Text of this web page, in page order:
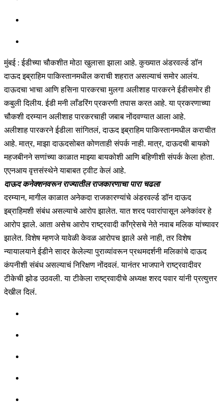
मुंबई : ईडीच्या चौकशीत मोठा खुलासा झाला आहे. कुख्यात अंडरवर्ल्ड डॉन
दाऊद इब्राहिम पाकिस्तानमधील कराची शहरात असल्याचं समोर आलंय.
दाऊदचा भाचा आणि हसिना पारकरचा मुलगा अलीशाह पारकरने ईडीसमोर ही
कबुली दिलीय. ईडी मनी लाँडरिंग प्रकरणी तपास करत आहे. या प्रकरणाच्या
चौकशी दरम्यान अलीशाह पारकरचाही जबाब नोंदवण्यात आला आहे.
अलीशाह पारकरने ईडीला सांगितलं, दाऊद इब्राहिम पाकिस्तानमधील कराचीत
आहे. मात्र, माझा दाऊदसोबत कोणताही संपर्क नाही. मात्र, दाऊदची बायको
महजबीनने सणांच्या काळात माझ्या बायकोशी आणि बहिणीशी संपर्क केला होता.
एएनआय वृत्तसंस्थेने याबाबत ट्वीट केलं आहे.
दाऊद कनेक्शनवरून राज्यातील राजकारणाचा पारा चढला
दरम्यान, मागील काळात अनेकदा राजकारण्यांचे अंडरवर्ल्ड डॉन दाऊद
इब्राहिमशी संबंध असल्याचे आरोप झालेत. यात शरद पवारांपासून अनेकांवर हे
आरोप झाले. आता असेच आरोप राष्ट्रवादी काँग्रेसचे नेते नवाब मलिक यांच्यावर
झालेत. विशेष म्हणजे यावेळी केवळ आरोपच झाले असे नाही, तर विशेष
न्यायालयाने ईडीने सादर केलेल्या पुराव्यांवरून प्रथमदर्शनी मलिकांचे दाऊद
कंपनीशी संबंध असल्याचं निरिक्षण नोंदवलं. यानंतर भाजपाने राष्ट्रवादीवर
टीकेची झोड उठवली. या टीकेला राष्ट्रवादीचे अध्यक्ष शरद पवार यांनी प्रत्युत्तर
देखील दिलं.